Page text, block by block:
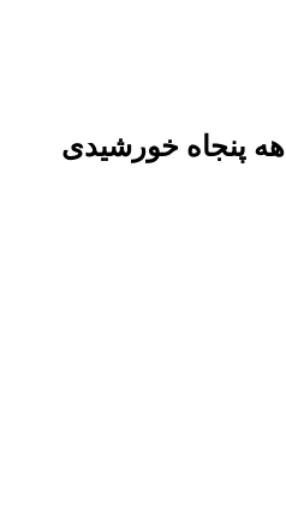
پنجاه خورشیدی